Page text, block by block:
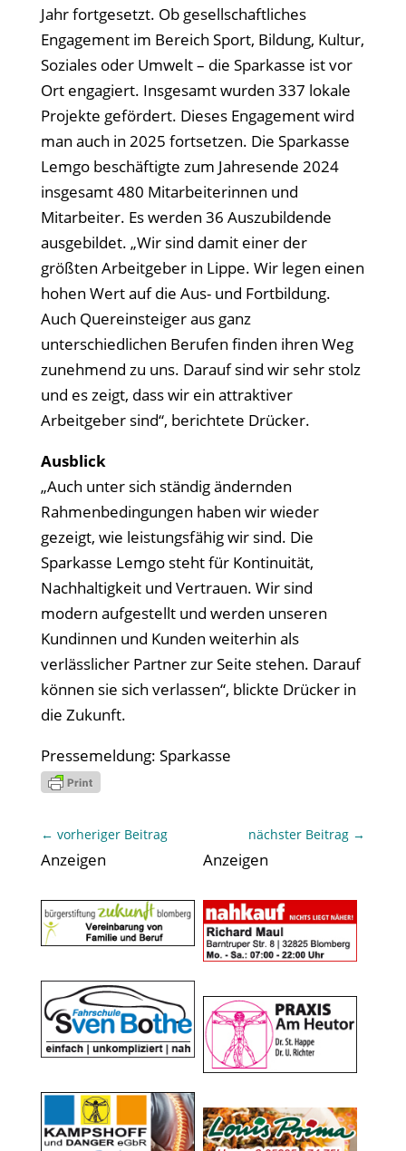
Jahr fortgesetzt. Ob gesellschaftliches
Engagement im Bereich Sport, Bildung, Kultur,
Soziales oder Umwelt – die Sparkasse ist vor
Ort engagiert. Insgesamt wurden 337 lokale
Projekte gefördert. Dieses Engagement wird
man auch in 2025 fortsetzen. Die Sparkasse
Lemgo beschäftigte zum Jahresende 2024
insgesamt 480 Mitarbeiterinnen und
Mitarbeiter. Es werden 36 Auszubildende
ausgebildet. „Wir sind damit einer der
größten Arbeitgeber in Lippe. Wir legen einen
hohen Wert auf die Aus- und Fortbildung.
Auch Quereinsteiger aus ganz
unterschiedlichen Berufen finden ihren Weg
zunehmend zu uns. Darauf sind wir sehr stolz
und es zeigt, dass wir ein attraktiver
Arbeitgeber sind“, berichtete Drücker.
Ausblick
„Auch unter sich ständig ändernden
Rahmenbedingungen haben wir wieder
gezeigt, wie leistungsfähig wir sind. Die
Sparkasse Lemgo steht für Kontinuität,
Nachhaltigkeit und Vertrauen. Wir sind
modern aufgestellt und werden unseren
Kundinnen und Kunden weiterhin als
verlässlicher Partner zur Seite stehen. Darauf
können sie sich verlassen“, blickte Drücker in
die Zukunft.
Pressemeldung: Sparkasse
← vorheriger Beitrag nächster Beitrag →
Anzeigen Anzeigen